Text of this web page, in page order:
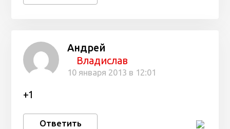
Андрей
Владислав
10 января 2013 в 12:01
+1
Ответить